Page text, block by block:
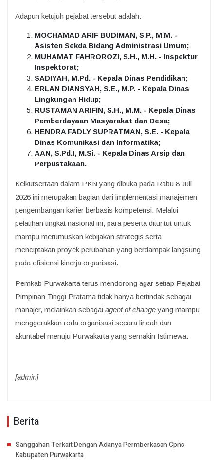
Adapun ketujuh pejabat tersebut adalah:
MOCHAMAD ARIF BUDIMAN, S.P., M.M. -
Asisten Sekda Bidang Administrasi Umum;
MUHAMAT FAHROROZI, S.H., M.H. - Inspektur
Inspektorat;
SADIYAH, M.Pd. - Kepala Dinas Pendidikan;
ERLAN DIANSYAH, S.E., M.P. - Kepala Dinas
Lingkungan Hidup;
RUSTAMAN ARIFIN, S.H., M.M. - Kepala Dinas
Pemberdayaan Masyarakat dan Desa;
HENDRA FADLY SUPRATMAN, S.E. - Kepala
Dinas Komunikasi dan Informatika;
AAN, S.Pd.I, M.Si. - Kepala Dinas Arsip dan
Perpustakaan.
Keikutsertaan dalam PKN yang dibuka pada Rabu 8 Juli
2026 ini merupakan bagian dari implementasi manajemen
pengembangan karier berbasis kompetensi. Melalui
pelatihan tingkat nasional ini, para peserta dituntut untuk
mampu merumuskan kebijakan strategis serta
menciptakan proyek perubahan yang berdampak langsung
pada efisiensi kinerja organisasi.
Pemkab Purwakarta terus mendorong agar setiap Pejabat
Pimpinan Tinggi Pratama tidak hanya bertindak sebagai
manajer, melainkan sebagai agent of changeyang mampu
menggerakkan roda organisasi secara lincah dan
akuntabel menuju Purwakarta yang semakin Istimewa.
[admin]
Berita
Sanggahan Terkait Dengan Adanya Permberkasan Cpns
Kabupaten Purwakarta